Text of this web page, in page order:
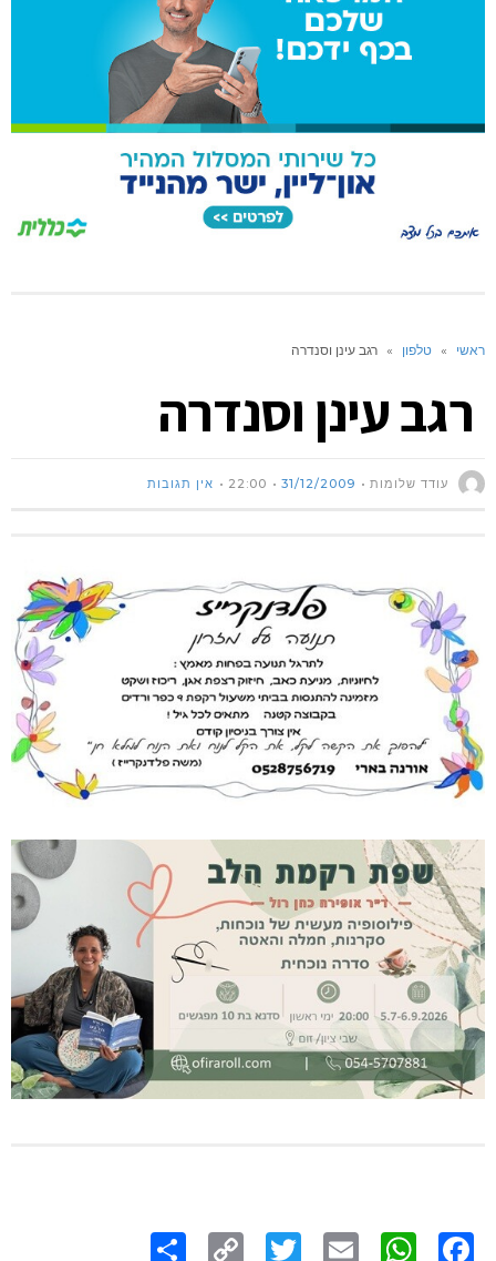
ראשי » טלפון » רגב עינן וסנדרה
רגב עינן וסנדרה
עודד שלומות 31/12/2009
22:00 אין תגובות
Link